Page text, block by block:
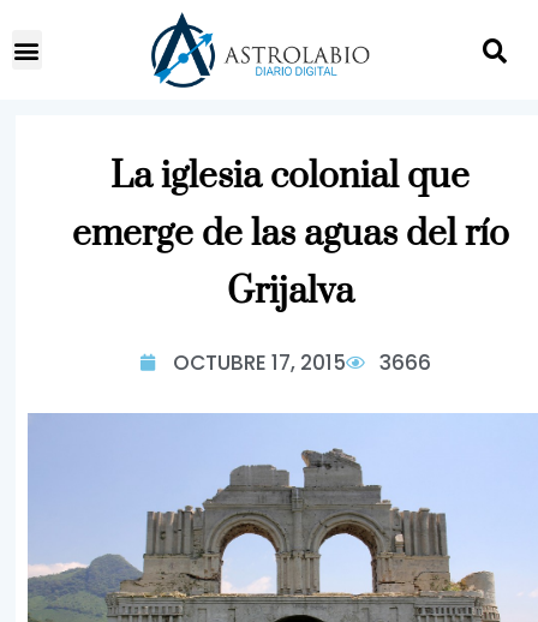
La iglesia colonial que
emerge de las aguas del río
Grijalva
OCTUBRE 17, 2015 3666